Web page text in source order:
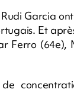
Garcia
Et
Ferro